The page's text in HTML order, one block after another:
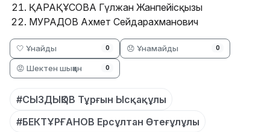
ҚАРАҚҰСОВА Гүлжан Жанпейісқызы
МУРАДОВ Ахмет Сейдарахманович
🤍 Ұнайды 0 😞 Ұнамайды 0
😡 Шектен шыққан 0
#СЫЗДЫҚОВ Тұрғын Ысқақұлы
#БЕКТҰРҒАНОВ Ерсұлтан Өтеғұлұлы